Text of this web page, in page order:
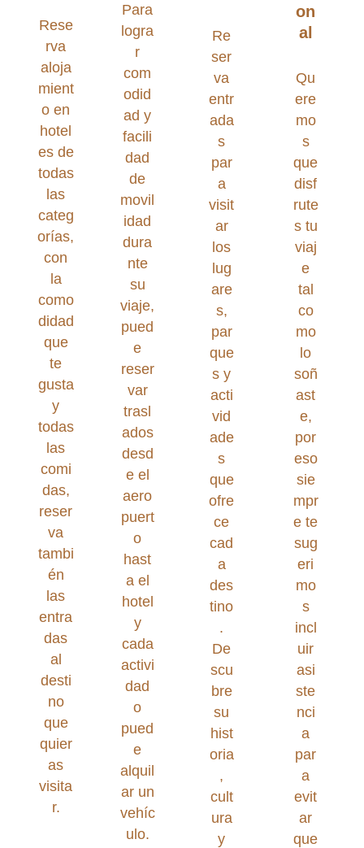
Rese
rva
aloja
mient
o en
hotel
es de
todas
las
categ
orías,
con
la
como
didad
que
te
gusta
y
todas
las
comi
das,
reser
va
tambi
én
las
entra
das
al
desti
no
que
quier
as
visita
r.
Para
logra
r
com
odid
ad y
facili
dad
de
movil
idad
dura
nte
su
viaje,
pued
e
reser
var
trasl
ados
desd
e el
aero
puert
o
hast
a el
hotel
y
cada
activi
dad
o
pued
e
alquil
ar un
vehíc
ulo.
Re
ser
va
entr
ada
s
par
a
visit
ar
los
lug
are
s,
par
que
s y
acti
vid
ade
s
que
ofre
ce
cad
a
des
tino
.
De
scu
bre
su
hist
oria
,
cult
ura
y
on
al
Qu
ere
mo
s
que
disf
rute
s tu
viaj
e
tal
co
mo
lo
soñ
ast
e,
por
eso
sie
mpr
e te
sug
eri
mo
s
incl
uir
asi
ste
nci
a
par
a
evit
ar
que